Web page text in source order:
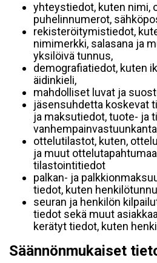
yhteystiedot, kuten nimi,
puhelinnumerot,
rekisteröitymistiedot,
nimimerkki, salasana ja
yksilöivä tunnus,
demografiatiedot, kuten
äidinkieli,
mahdolliset luvat ja
jäsensuhdetta koskevat
ja maksutiedot, tuote- ja
ottelutilastot, kuten,
ja muut
tilastointitiedot
palkan- ja
tiedot, kuten
seuran ja henkilön
tiedot sekä muut
kerätyt tiedot, kuten
Säännönmukaiset